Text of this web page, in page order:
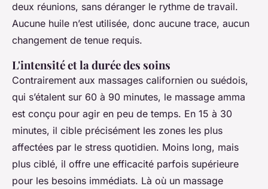
deux réunions, sans déranger le rythme de travail.
Aucune huile n’est utilisée, donc aucune trace, aucun
changement de tenue requis.
L'intensité et la durée des soins
Contrairement aux massages californien ou suédois,
qui s’étalent sur 60 à 90 minutes, le massage amma
est conçu pour agir en peu de temps. En 15 à 30
minutes, il cible précisément les zones les plus
affectées par le stress quotidien. Moins long, mais
plus ciblé, il offre une efficacité parfois supérieure
pour les besoins immédiats. Là où un massage